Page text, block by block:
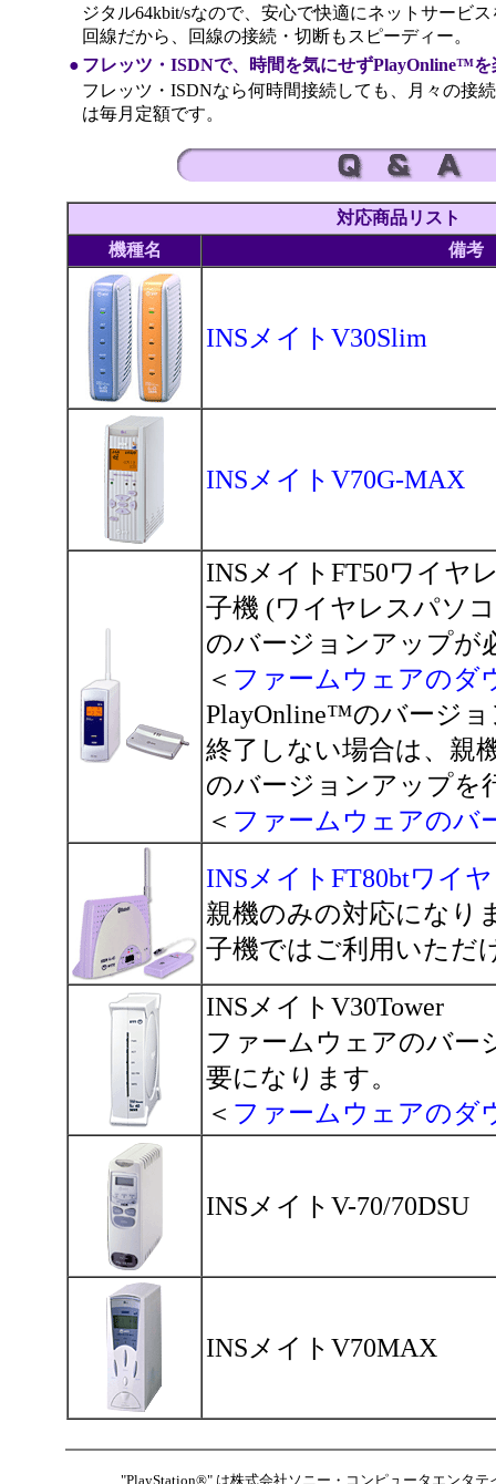
ジタル64kbit/sなので、安心で快適にネットサービ
回線だから、回線の接続・切断もスピーディー。
● フレッツ・ISDNで、時間を気にせずPlayOnline™を
フレッツ・ISDNなら何時間接続しても、月々の接
は毎月定額です。
対応商品リスト
機種名
備考
INSメイトV30Slim
INSメイトV70G-MAX
INSメイトFT50ワイヤ
子機 (ワイヤレスパソ
のバージョンアップが
＜ ファームウェアのダ
PlayOnline™のバージ
終了しない場合は、親
のバージョンアップを
＜ ファームウェアのバ
INSメイトFT80btワイ
親機のみの対応になり
子機ではご利用いただ
INSメイトV30Tower
ファームウェアのバー
要になります。
＜ ファームウェアのダ
INSメイトV-70/70DSU
INSメイトV70MAX
"PlayStation®" は株式会社ソニー・コンピュータエンタ